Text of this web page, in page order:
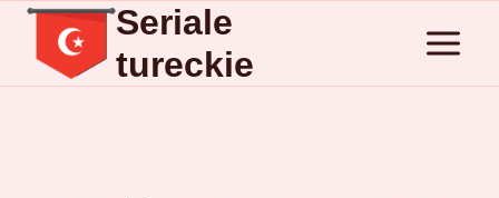
Przejdź
treści
Seriale
tureckie